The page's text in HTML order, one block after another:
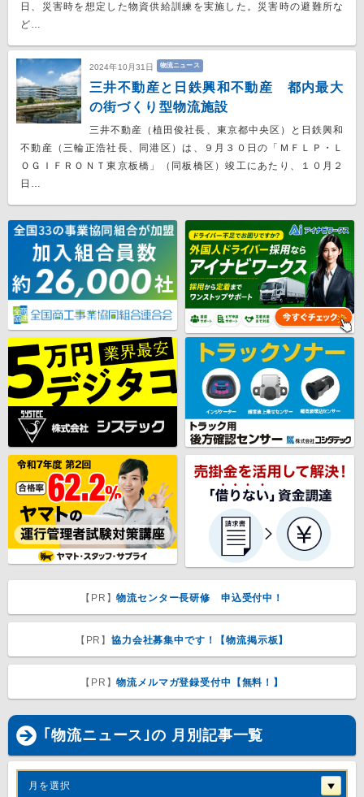
日、災害時を想定した物資供給訓練を実施した。災害時の避難所な
ど…
2024年10月31日 物流ニュース
三井不動産と日鉄興和不動産 都内最大
の街づくり型物流施設
三井不動産（植田俊社長、東京都中央区）と日鉄興和
不動産（三輪正浩社長、同港区）は、９月３０日の「ＭＦＬＰ・Ｌ
ＯＧＩＦＲＯＮＴ東京板橋」（同板橋区）竣工にあたり、１０月２
日…
【PR】物流センター長研修 申込受付中！
【PR】協力会社募集中です！【物流掲示板】
【PR】物流メルマガ登録受付中【無料！】
｢物流ニュース｣の 月別記事一覧
月を選択